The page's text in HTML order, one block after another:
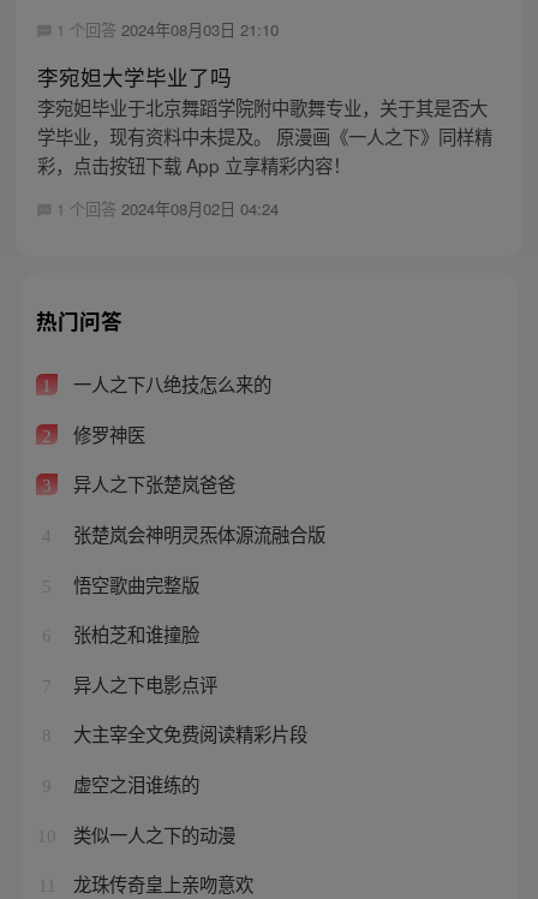
1 个回答 2024年08月03日 21:10
李宛妲大学毕业了吗
李宛妲毕业于北京舞蹈学院附中歌舞专业，关于其是否大
学毕业，现有资料中未提及。 原漫画《一人之下》同样精
彩，点击按钮下载 App 立享精彩内容！
1 个回答 2024年08月02日 04:24
热门问答
1 一人之下八绝技怎么来的
2 修罗神医
3 异人之下张楚岚爸爸
4 张楚岚会神明灵炁体源流融合版
5 悟空歌曲完整版
6 张柏芝和谁撞脸
7 异人之下电影点评
8 大主宰全文免费阅读精彩片段
9 虚空之泪谁练的
10 类似一人之下的动漫
龙珠传奇皇上亲吻意欢